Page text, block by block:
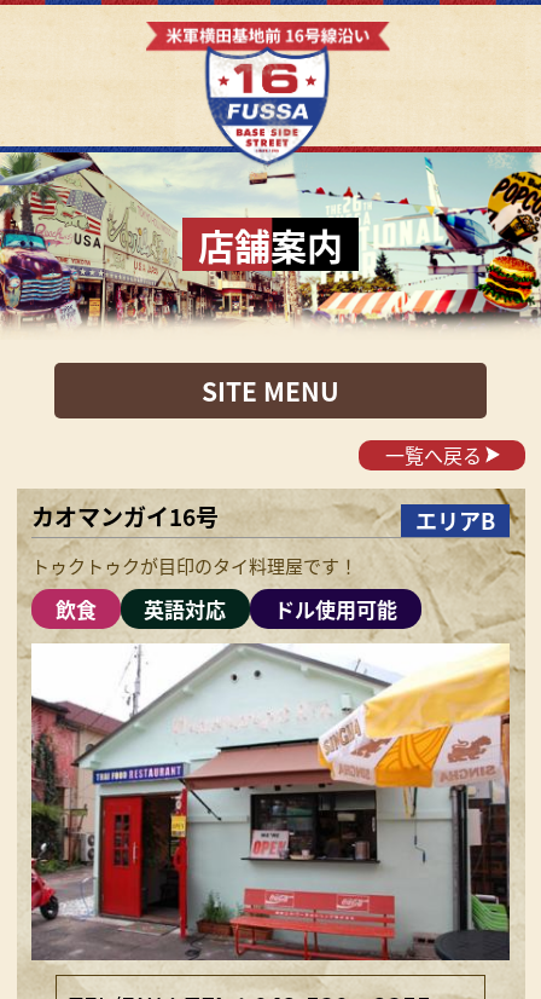
店舗案内
SITE MENU
一覧へ戻る
カオマンガイ16号 エリアB
トゥクトゥクが目印のタイ料理屋です！
飲食 英語対応 ドル使用可能